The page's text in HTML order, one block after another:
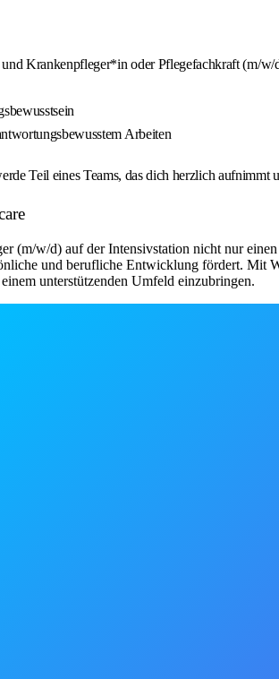
Krankenpfleger*in oder Pflegefachkraft (m/w/
Arbeiten
Teil eines Teams, das dich herzlich aufnimmt
(m/w/d) auf der Intensivstation nicht nur
und berufliche Entwicklung fördert. Mit
unterstützenden Umfeld einzubringen.